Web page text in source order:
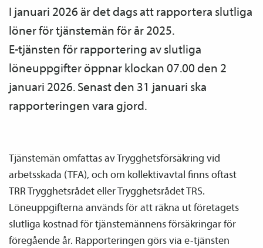
I januari 2026 är det dags att rapportera slutliga
löner för tjänste­män för år 2025.
E-tjänsten för rapportering av slutliga
löneuppgifter öppnar klockan 07.00 den 2
januari 2026. Senast den 31 januari ska
rapporteringen vara gjord.
Tjänste­män omfattas av Trygghets­försäkring vid
arbetsskada (TFA), och om kollektiv­avtal finns oftast
TRR Trygghetsrådet eller Trygghetsrådet TRS.
Löneuppgifterna används för att räkna ut företagets
slutliga kostnad för tjänste­männens försäkringar för
föregående år. Rapporteringen görs via e-tjänsten